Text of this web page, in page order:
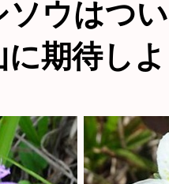
ソウはつ
期待し